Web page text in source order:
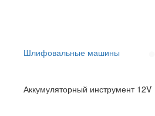
Шлифовальные машины
Аккумуляторный инструмент 12V